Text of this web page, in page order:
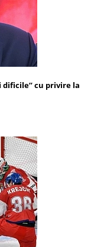
dificile” cu privire la